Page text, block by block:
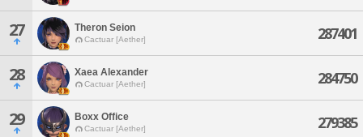
27 Theron Seion
Cactuar [Aether] 287401
28 Xaea Alexander
Cactuar [Aether] 284750
29 Boxx Office
Cactuar [Aether] 279385